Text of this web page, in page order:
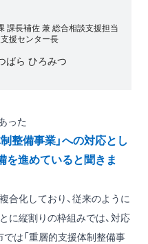
課長補佐 兼 総合相談支援担当
援センター長
ばら ひろみつ
った
整備事業」への対応とし
を進めていると聞きま
合化しており、従来のように
とに縦割りの枠組みでは、対応
では「重層的支援体制整備事